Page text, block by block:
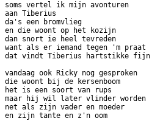
soms vertel ik mijn avonturen
aan Tiberius
da's een bromvlieg
en die woont op het kozijn
dan snort ie heel tevreden
want als er iemand tegen 'm praat
dat vindt Tiberius hartstikke fijn
vandaag ook Ricky nog gesproken
die woont bij de kersenboom
het is een soort van rups
maar hij wil later vlinder worden
net als zijn vader en moeder
en zijn tante en z'n oom